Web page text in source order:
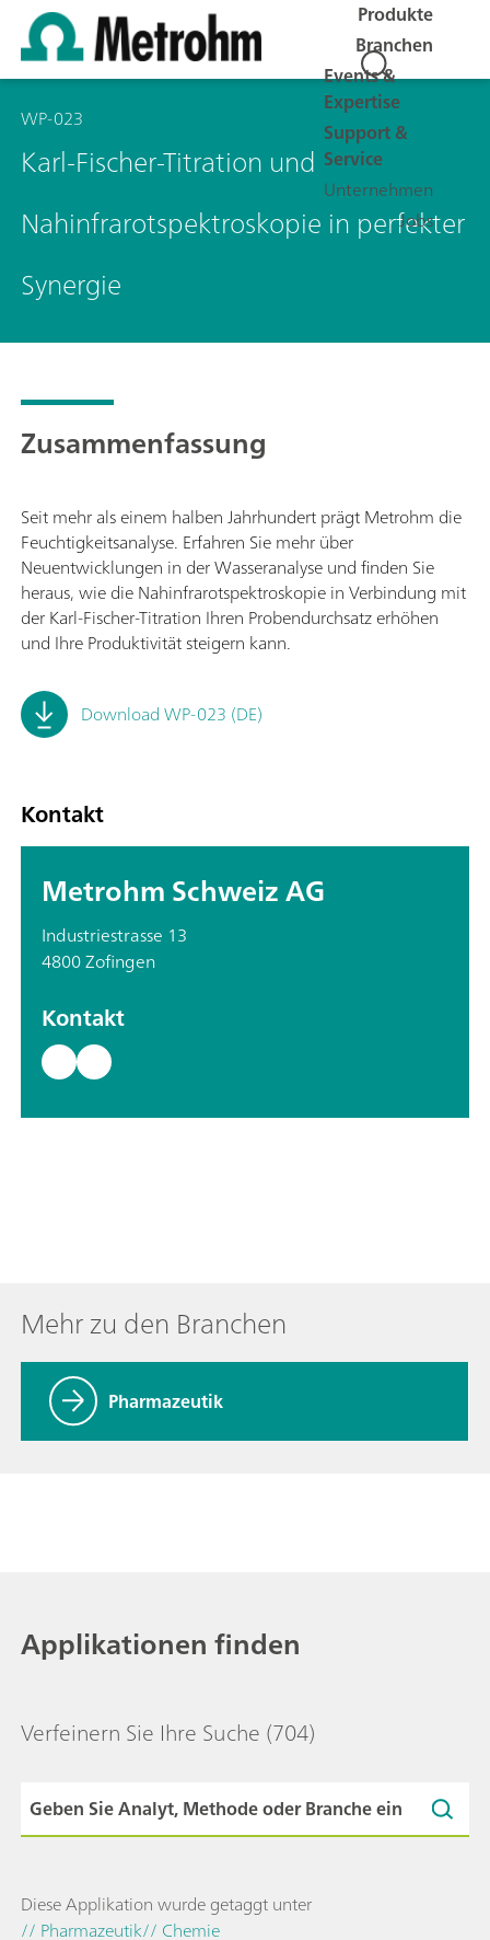
Produkte
Branchen
Events &
Expertise
Support &
Service
Unternehmen
Jobs
WP-023
Karl-Fischer-Titration und
Nahinfrarotspektroskopie in perfekter
Synergie
Zusammenfassung
Seit mehr als einem halben Jahrhundert prägt Metrohm die
Feuchtigkeitsanalyse. Erfahren Sie mehr über
Neuentwicklungen in der Wasseranalyse und finden Sie
heraus, wie die Nahinfrarotspektroskopie in Verbindung mit
der Karl-Fischer-Titration Ihren Probendurchsatz erhöhen
und Ihre Produktivität steigern kann.
Download WP-023 (DE)
Kontakt
Metrohm Schweiz AG
Industriestrasse 13
4800 Zofingen
Kontakt
Mehr zu den Branchen
Pharmazeutik
Applikationen finden
Verfeinern Sie Ihre Suche (704)
Diese Applikation wurde getaggt unter
// Pharmazeutik// Chemie